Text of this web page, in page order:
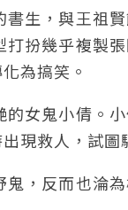
生，與王祖
扮幾乎複製
為搞笑。
女鬼小倩。
現救人，試圖
，反而也淪